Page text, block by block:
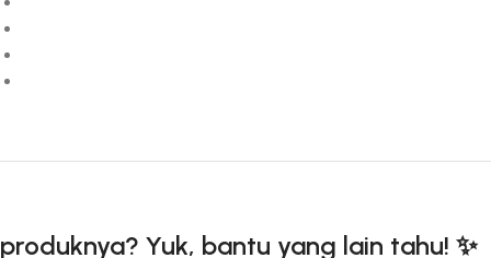
Yuk, bantu yang lain tahu! ✨